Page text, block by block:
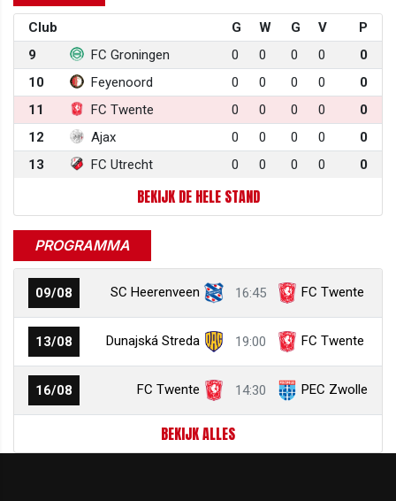
Club G W G V
P
9
FC Groningen 0 0 0 0
0
10
Feyenoord 0 0 0 0
0
11
FC Twente 0 0 0 0
0
12
Ajax 0 0 0 0
0
13
FC Utrecht 0 0 0 0 0
BEKIJK DE HELE STAND
PROGRAMMA
09/08 SC Heerenveen 16:45 FC Twente
13/08 Dunajská Streda 19:00 FC Twente
16/08 FC Twente 14:30 PEC Zwolle
BEKIJK ALLES